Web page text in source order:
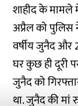
शाहीद के मामले
अप्रैल को पुलिस
वर्षीय जुनैद और
घर कुछ ही दूरी
जुनैद को
था. जुनैद की मां